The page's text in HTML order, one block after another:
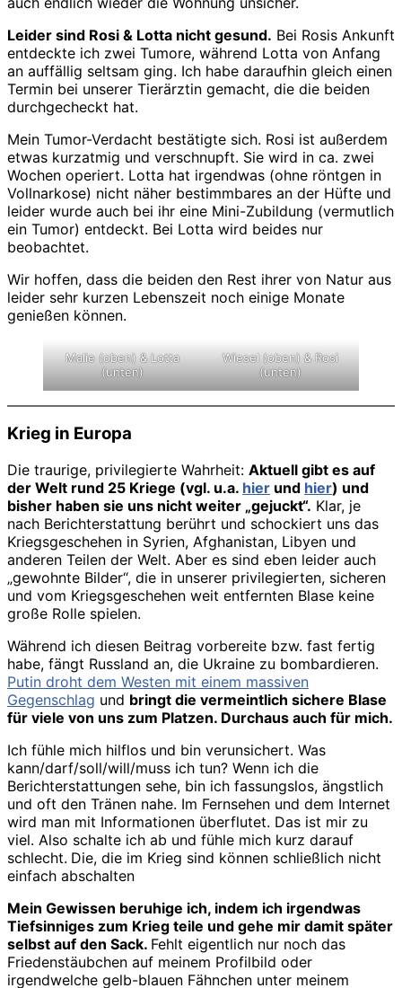
Leider sind Rosi & Lotta nicht gesund. Bei Rosis Ankunft
entdeckte ich zwei Tumore, während Lotta von Anfang
an auffällig seltsam ging. Ich habe daraufhin gleich einen
Termin bei unserer Tierärztin gemacht, die die beiden
durchgecheckt hat.
Mein Tumor-Verdacht bestätigte sich. Rosi ist außerdem
etwas kurzatmig und verschnupft. Sie wird in ca. zwei
Wochen operiert. Lotta hat irgendwas (ohne röntgen in
Vollnarkose) nicht näher bestimmbares an der Hüfte und
leider wurde auch bei ihr eine Mini-Zubildung (vermutlich
ein Tumor) entdeckt. Bei Lotta wird beides nur
beobachtet.
Wir hoffen, dass die beiden den Rest ihrer von Natur aus
leider sehr kurzen Lebenszeit noch einige Monate
genießen können.
Malie (oben) & Lotta
(unten)
Wiesel (oben) & Rosi
(unten)
Krieg in Europa
Die traurige, privilegierte Wahrheit: Aktuell gibt es auf
der Welt rund 25 Kriege (vgl. u.a. hier und hier) und
bisher haben sie uns nicht weiter „gejuckt“. Klar, je
nach Berichterstattung berührt und schockiert uns das
Kriegsgeschehen in Syrien, Afghanistan, Libyen und
anderen Teilen der Welt. Aber es sind eben leider auch
„gewohnte Bilder“, die in unserer privilegierten, sicheren
und vom Kriegsgeschehen weit entfernten Blase keine
große Rolle spielen.
Während ich diesen Beitrag vorbereite bzw. fast fertig
habe, fängt Russland an, die Ukraine zu bombardieren.
Putin droht dem Westen mit einem massiven
Gegenschlag und bringt die vermeintlich sichere Blase
für viele von uns zum Platzen. Durchaus auch für mich.
Ich fühle mich hilflos und bin verunsichert. Was
kann/darf/soll/will/muss ich tun? Wenn ich die
Berichterstattungen sehe, bin ich fassungslos, ängstlich
und oft den Tränen nahe. Im Fernsehen und dem Internet
wird man mit Informationen überflutet. Das ist mir zu
viel. Also schalte ich ab und fühle mich kurz darauf
schlecht. Die, die im Krieg sind können schließlich nicht
einfach abschalten
Mein Gewissen beruhige ich, indem ich irgendwas
Tiefsinniges zum Krieg teile und gehe mir damit später
selbst auf den Sack. Fehlt eigentlich nur noch das
Friedenstäubchen auf meinem Profilbild oder
irgendwelche gelb-blauen Fähnchen unter meinem